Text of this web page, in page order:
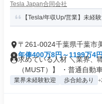
Tesla Japan合同会社
【Tesla/年収Up/営業】未経
〒261-0024千葉県千葉市
年俸400万8円～1199万4
求めている人材 ＼業界、
（MUST）】 ・普通自動車
業界未経験歓迎 歩合給あり